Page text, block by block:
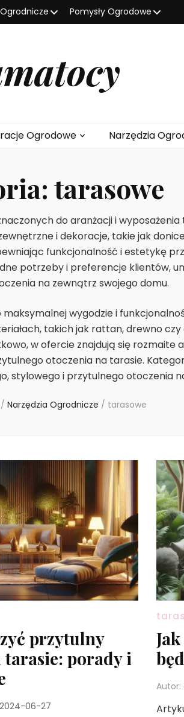
Pomysły Ogrodowe
Ogrodowe Narzędzia
tarasowe
do aranżacji i
i dekoracje, takie jak
funkcjonalność i estetykę
potrzeby i preferencje klientów,
na zewnątrz swojego domu.
wygodzie i
takich jak rattan, drewno
w ofercie znajdują się rozmaite
otoczenia na tarasie.
stylowego i przytulnego otoczenia
/ Narzędzia Ogrodnicze / tarasowe
przytulny
porady i
06-27
Autor: